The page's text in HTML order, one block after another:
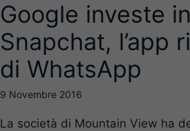
Google investe in
Snapchat, l’app
di WhatsApp
9 Novembre 2016
La società di Mountain View ha